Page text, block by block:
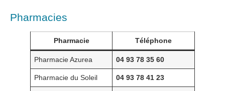
Pharmacies
Pharmacie Téléphone
Pharmacie Azurea 04 93 78 35 60
Pharmacie du Soleil 04 93 78 41 23